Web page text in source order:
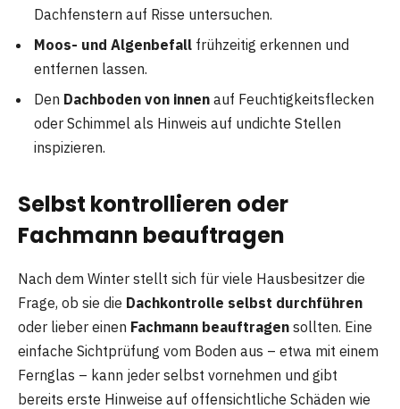
Dachfenstern auf Risse untersuchen.
Moos- und Algenbefall frühzeitig erkennen und
entfernen lassen.
Den Dachboden von innen auf Feuchtigkeitsflecken
oder Schimmel als Hinweis auf undichte Stellen
inspizieren.
Selbst kontrollieren oder
Fachmann beauftragen
Nach dem Winter stellt sich für viele Hausbesitzer die
Frage, ob sie die Dachkontrolle selbst durchführen
oder lieber einen Fachmann beauftragen sollten. Eine
einfache Sichtprüfung vom Boden aus – etwa mit einem
Fernglas – kann jeder selbst vornehmen und gibt
bereits erste Hinweise auf offensichtliche Schäden wie